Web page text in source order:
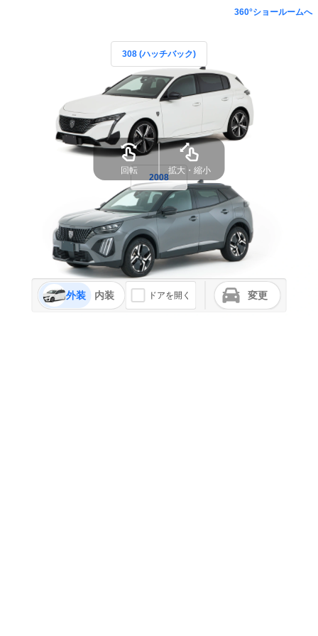
360°ショールームへ
308 (ハッチバック)
2008
外装 内装 ドアを開く 変更
回転 拡大・縮小